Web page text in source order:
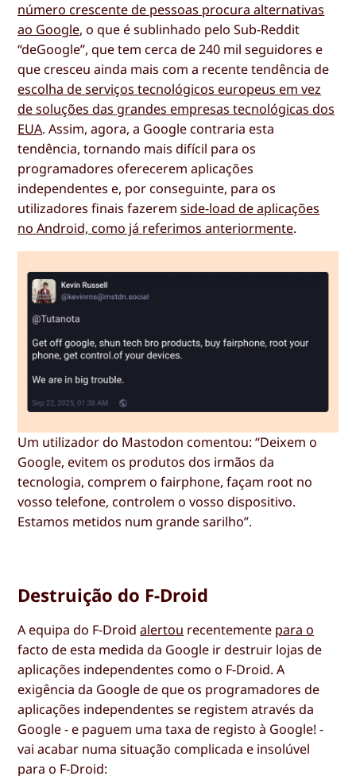
número crescente de pessoas procura alternativas
ao Google, o que é sublinhado pelo Sub-Reddit
“deGoogle”, que tem cerca de 240 mil seguidores e
que cresceu ainda mais com a recente tendência de
escolha de serviços tecnológicos europeus em vez
de soluções das grandes empresas tecnológicas dos
EUA. Assim, agora, a Google contraria esta
tendência, tornando mais difícil para os
programadores oferecerem aplicações
independentes e, por conseguinte, para os
utilizadores finais fazeremside-load de aplicações
no Android, como já referimos anteriormente.
Um utilizador do Mastodon comentou: “Deixem o
Google, evitem os produtos dos irmãos da
tecnologia, comprem o fairphone, façam root no
vosso telefone, controlem o vosso dispositivo.
Estamos metidos num grande sarilho”.
Destruição do F-Droid
A equipa do F-Droidalertou recentemente para o
facto de esta medida da Google ir destruir lojas de
aplicações independentes como o F-Droid. A
exigência da Google de que os programadores de
aplicações independentes se registem através da
Google - e paguem uma taxa de registo à Google! -
vai acabar numa situação complicada e insolúvel
para o F-Droid: